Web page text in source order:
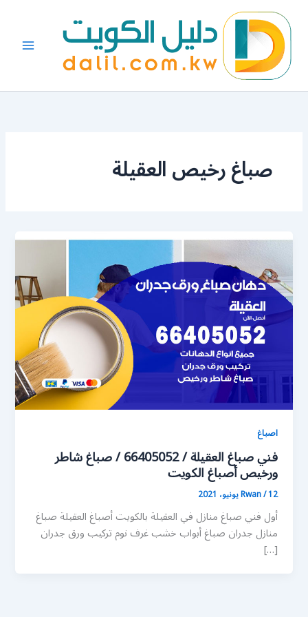
المحتوى
صباغ رخيص العقيلة
اصباغ
فني صباغ العقيلة / 66405052 / صباغ شاطر
ورخيص أصباغ الكويت
Rwan/12 يونيو، 2021
أول فني صباغ منازل في العقيلة بالكويت أصباغ العقيلة صباغ
منازل جدران صباغ أبواب خشب غرف نوم تركيب ورق جدران
[…]